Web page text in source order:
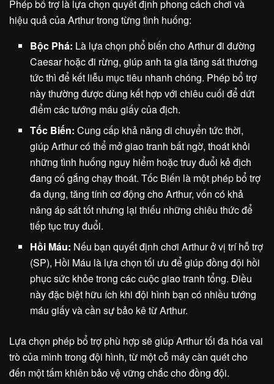
Phép bổ trợ là lựa chọn quyết định phong cách chơi và
hiệu quả của Arthur trong từng tình huống:
Bộc Phá: Là lựa chọn phổ biến cho Arthur đi đường
Caesar hoặc đi rừng, giúp anh ta gia tăng sát thương
tức thì để kết liễu mục tiêu nhanh chóng. Phép bổ trợ
này thường được dùng kết hợp với chiêu cuối để dứt
điểm các tướng máu giấy của địch.
Tốc Biến: Cung cấp khả năng di chuyển tức thời,
giúp Arthur có thể mở giao tranh bất ngờ, thoát khỏi
những tình huống nguy hiểm hoặc truy đuổi kẻ địch
đang cố gắng chạy thoát. Tốc Biến là một phép bổ trợ
đa dụng, tăng tính cơ động cho Arthur, vốn có khả
năng áp sát tốt nhưng lại thiếu những chiêu thức để
tiếp tục truy đuổi.
Hồi Máu: Nếu bạn quyết định chơi Arthur ở vị trí hỗ trợ
(SP), Hồi Máu là lựa chọn tối ưu để giúp đồng đội hồi
phục sức khỏe trong các cuộc giao tranh tổng. Điều
này đặc biệt hữu ích khi đội hình bạn có nhiều tướng
máu giấy và cần sự bảo kê từ Arthur.
Lựa chọn phép bổ trợ phù hợp sẽ giúp Arthur tối đa hóa vai
trò của mình trong đội hình, từ một cỗ máy càn quét cho
đến một tấm khiên bảo vệ vững chắc cho đồng đội.